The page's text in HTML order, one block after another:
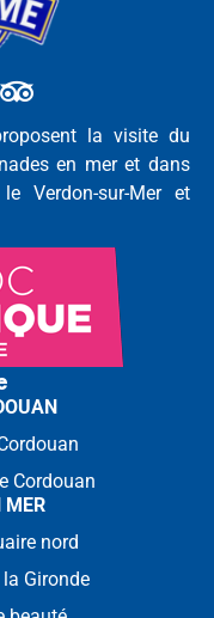
la visite du
en mer et dans
Verdon-sur-Mer et
Cordouan
MER
nord
Gironde